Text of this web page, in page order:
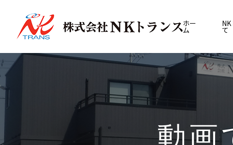
ホー
ム て
NKトランスについてトップ 代表メ
事業所一覧・沿革 ニチレイ
事業内容トップ
採用情報トップ 社員イ
ご家族の方へ 募集要項